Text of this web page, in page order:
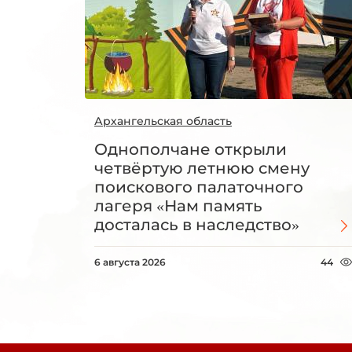
Архангельская область
Однополчане открыли
четвёртую летнюю смену
поискового палаточного
лагеря «Нам память
досталась в наследство»
6 августа 2026 44